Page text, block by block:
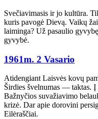
Svečiavimasis ir jo kultūra.
kuris pavogė Dievą. Vaikų
laiminga? Už pasaulio
gyvybė.
1961m. 2 Vasario
Atidengiant Laisvės kovų
Širdies švelnumas — taktas.
Bažnyčios suvažiavimo
krizė. Dar apie dorovini
Eilėraščiai.